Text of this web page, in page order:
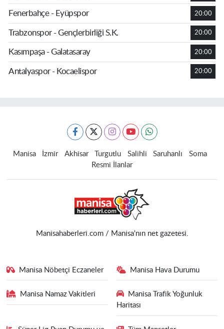
Fenerbahçe - Eyüpspor 20:00
Trabzonspor - Gençlerbirliği S.K. 20:00
Kasımpaşa - Galatasaray 20:00
Antalyaspor - Kocaelispor 20:00
Manisa İzmir Akhisar Turgutlu Salihli Saruhanlı
Soma
Resmi İlanlar
Manisahaberleri.com / Manisa'nın net gazetesi.
Manisa Nöbetçi Eczaneler Manisa Hava Durumu
Manisa Namaz Vakitleri
Manisa Trafik Yoğunluk
Haritası